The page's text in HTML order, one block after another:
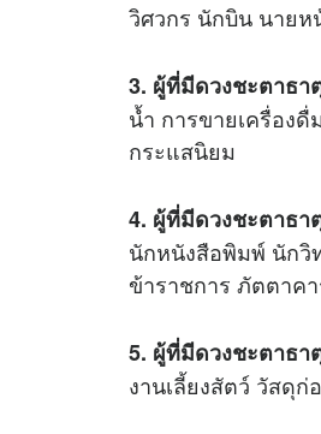
วิศวกร นักบิน นายห
3. ผู้ที่มีดวงชะตาธา
น้ำ การขายเครื่อง
กระแสนิยม
4. ผู้ที่มีดวงชะตาธา
นักหนังสือพิมพ์ นักวิ
ข้าราชการ ภัตตาค
5. ผู้ที่มีดวงชะตาธา
งานเลี้ยงสัตว์ วัสดุ